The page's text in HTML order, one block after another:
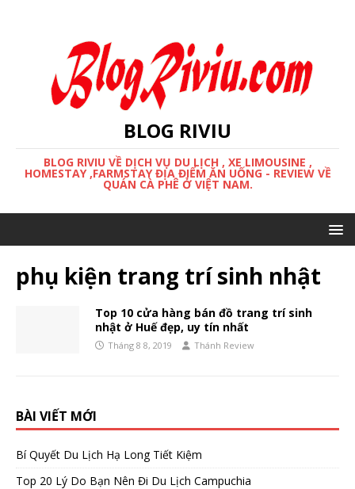
BLOG RIVIU
BLOG RIVIU VỀ DỊCH VỤ DU LỊCH , XE LIMOUSINE ,
HOMESTAY ,FARMSTAY ĐỊA ĐIỂM ĂN UỐNG - REVIEW VỀ
QUÁN CÀ PHÊ Ở VIỆT NAM.
phụ kiện trang trí sinh nhật
Top 10 cửa hàng bán đồ trang trí sinh
nhật ở Huế đẹp, uy tín nhất
Tháng 8 8, 2019 Thánh Review
BÀI VIẾT MỚI
Bí Quyết Du Lịch Hạ Long Tiết Kiệm
Top 20 Lý Do Bạn Nên Đi Du Lịch Campuchia